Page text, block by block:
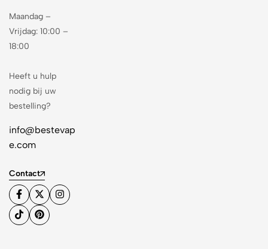
Maandag –
Vrijdag: 10:00 –
18:00
Heeft u hulp
nodig bij uw
bestelling?
info@bestevap
e.com
Contact